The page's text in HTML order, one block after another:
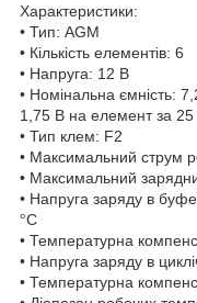
Характеристики:
• Тип: AGM
• Кількість елементів: 6
• Напруга: 12 В
• Номінальна ємність:
1,75 В на елемент за 25
• Тип клем: F2
• Максимальний струм
• Максимальний
• Напруга заряду в
°C
• Температурна
• Напруга заряду в
• Температурна